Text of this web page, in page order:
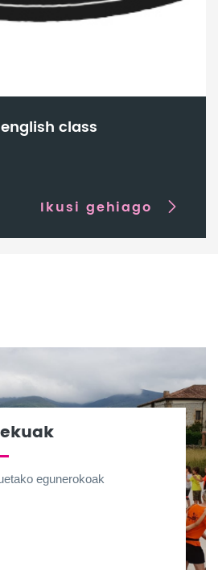
class
Ikusi gehiago
egunerokoak